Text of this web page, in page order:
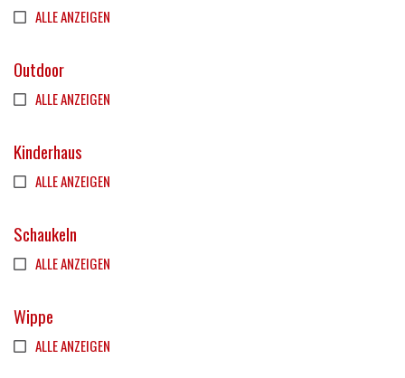
ALLE ANZEIGEN
Outdoor
ALLE ANZEIGEN
Kinderhaus
ALLE ANZEIGEN
Schaukeln
ALLE ANZEIGEN
Wippe
ALLE ANZEIGEN